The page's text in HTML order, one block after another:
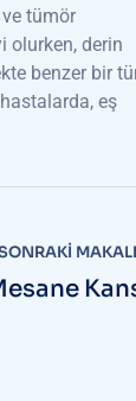
tümör
olurken, derin
benzer bir
eş